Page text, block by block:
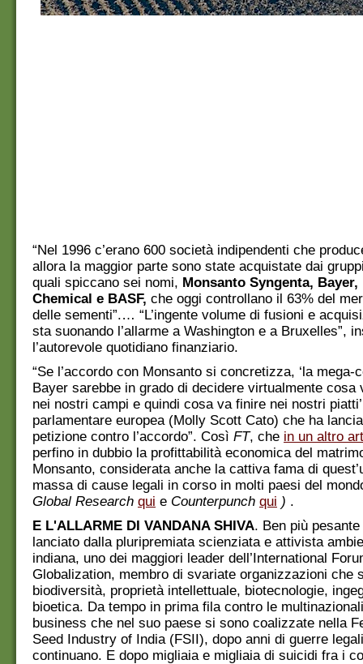
“Nel 1996 c’erano 600 società indipendenti che
allora la maggior parte sono state acquistate dai
quali spiccano sei nomi, Monsanto Syngenta,
Chemical e BASF, che oggi controllano il 63% del
delle sementi”.… “L’ingente volume di fusioni e
sta suonando l’allarme a Washington e a Bruxelles”,
l’autorevole quotidiano finanziario.
“Se l’accordo con Monsanto si concretizza, ‘la mega-
Bayer sarebbe in grado di decidere virtualmente cosa
nei nostri campi e quindi cosa va finire nei nostri
parlamentare europea (Molly Scott Cato) che ha
petizione contro l’accordo”. Così FT, che in un altro
perfino in dubbio la profittabilità economica del
Monsanto, considerata anche la cattiva fama di
massa di cause legali in corso in molti paesi del
Global Research qui e Counterpunch qui ) .
E L'ALLARME DI VANDANA SHIVA. Ben più pesante
lanciato dalla pluripremiata scienziata e attivista
indiana, uno dei maggiori leader dell’International
Globalization, membro di svariate organizzazioni che
biodiversità, proprietà intellettuale, biotecnologie,
bioetica. Da tempo in prima fila contro le
business che nel suo paese si sono coalizzate nella
Seed Industry of India (FSII), dopo anni di guerre
continuano. E dopo migliaia e migliaia di suicidi fra i